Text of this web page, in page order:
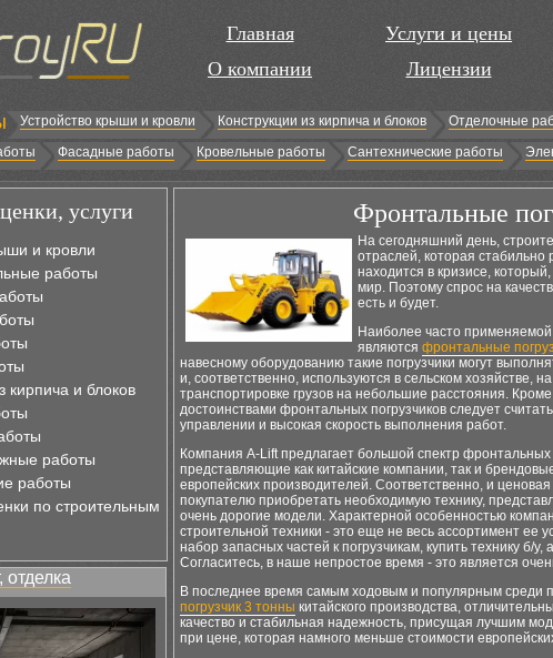
Главная
О компании
Услуги и цены
Лицензии
Устройство крыши и кровли Конструкции из кирпича и блоков Отделочные
Фасадные работы Кровельные работы Сантехнические работы
услуги
и кровли
работы
кирпича и блоков
работы
работы
по строительным
отделка
Фронтальные
На сегодняшний день,
отраслей, которая стабильно
находится в кризисе,
мир. Поэтому спрос на
есть и будет.
Наиболее часто применяемой
являются фронтальные
навесному оборудованию такие погрузчики могут
и, соответственно, используются в сельском хозяйстве,
транспортировке грузов на небольшие расстояния.
достоинствами фронтальных погрузчиков следует
управлении и высокая скорость выполнения работ.
Компания A-Lift предлагает большой спектр
представляющие как китайские компании, так и
европейских производителей. Соответственно, и
покупателю приобретать необходимую технику,
очень дорогие модели. Характерной особенностью
строительной техники - это еще не весь ассортимент ее
набор запасных частей к погрузчикам, купить технику б/
Согласитесь, в наше непростое время - это является
В последнее время самым ходовым и популярным среди
погрузчик 3 тонны китайского производства,
качество и стабильная надежность, присущая лучшим
при цене, которая намного меньше стоимости